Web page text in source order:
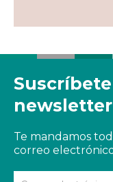
newsletter
Te mandamos
correo